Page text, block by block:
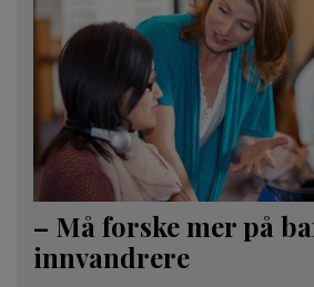
– Må forske mer på
innvandrere